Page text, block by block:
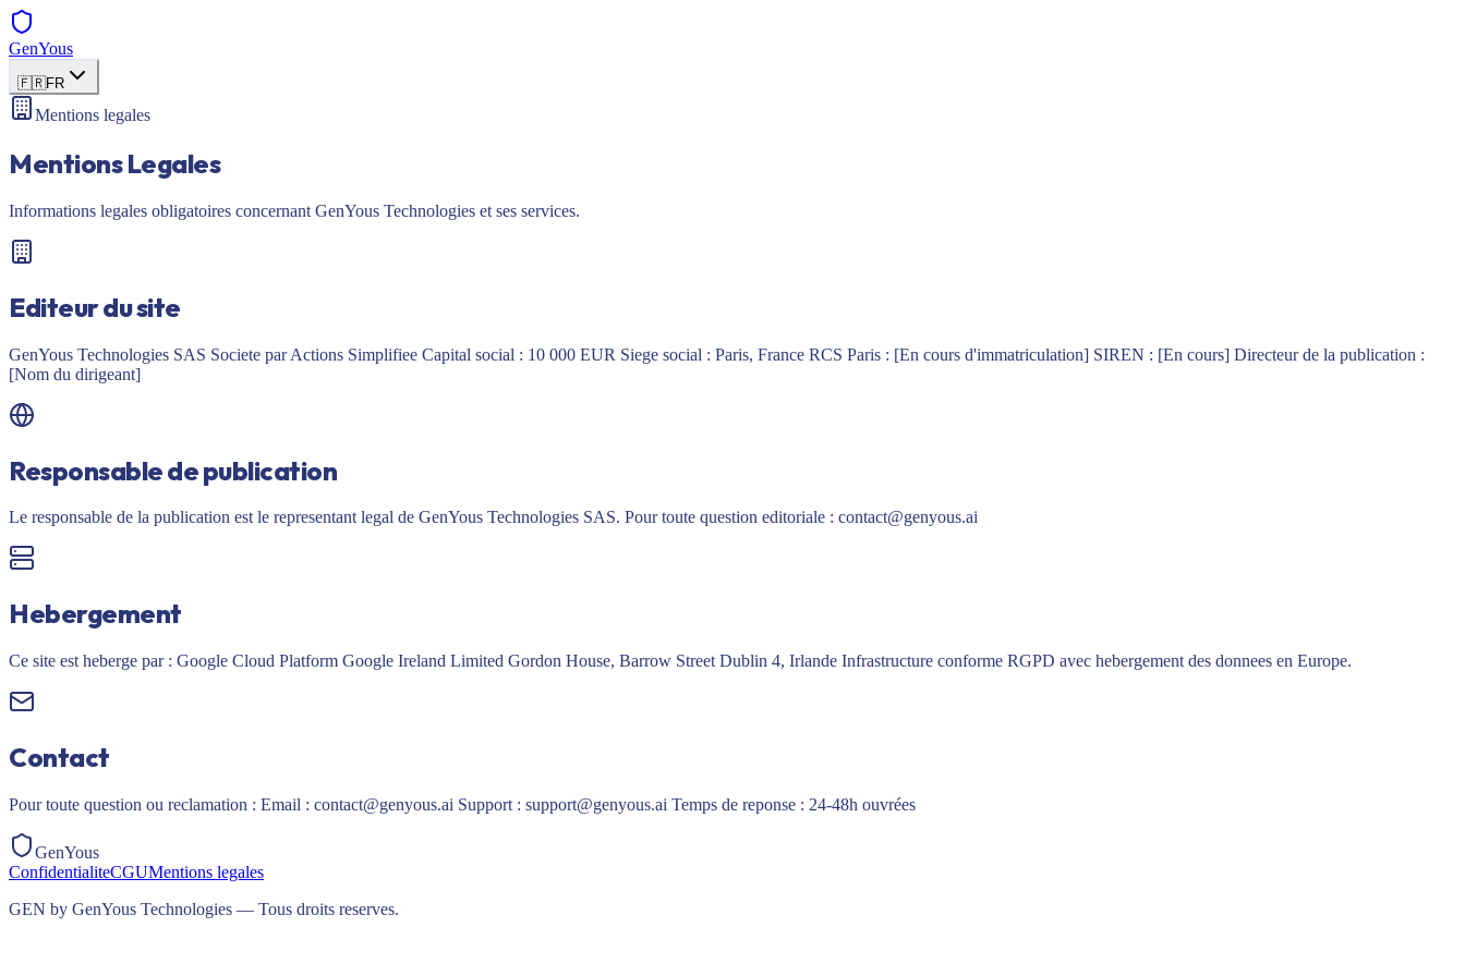
GenYous
🇫🇷FR
Mentions legales
Mentions Legales
Informations legales obligatoires concernant GenYous Technologies et ses services.
Editeur du site
GenYous Technologies SAS Societe par Actions Simplifiee Capital social : 10 000 EUR Siege social : Paris, France RCS Paris : [En cours d'immatriculation] SIREN : [En cours] Directeur de la publication :
[Nom du dirigeant]
Responsable de publication
Le responsable de la publication est le representant legal de GenYous Technologies SAS. Pour toute question editoriale : contact@genyous.ai
Hebergement
Ce site est heberge par : Google Cloud Platform Google Ireland Limited Gordon House, Barrow Street Dublin 4, Irlande Infrastructure conforme RGPD avec hebergement des donnees en Europe.
Contact
Pour toute question ou reclamation : Email : contact@genyous.ai Support : support@genyous.ai Temps de reponse : 24-48h ouvrées
GenYous
ConfidentialiteCGUMentions legales
GEN by GenYous Technologies — Tous droits reserves.